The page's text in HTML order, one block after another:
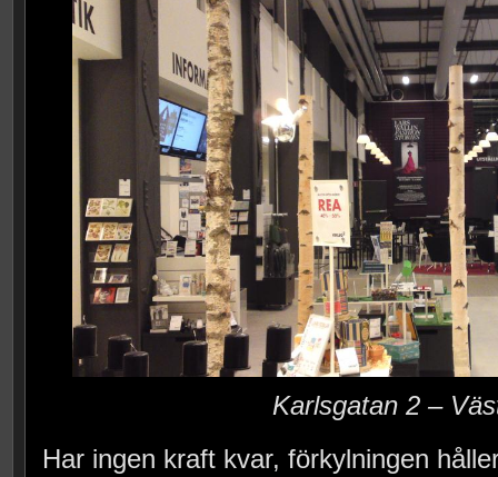
Karlsgatan 2 –
Har ingen kraft kvar, förkylningen